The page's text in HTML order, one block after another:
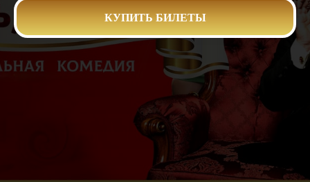
КУПИТЬ БИЛЕТЫ